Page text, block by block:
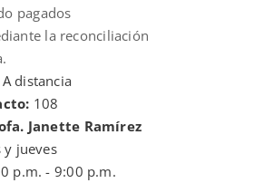
pagados
la reconciliación
A distancia
108
Janette Ramírez
y jueves
p.m. - 9:00 p.m.